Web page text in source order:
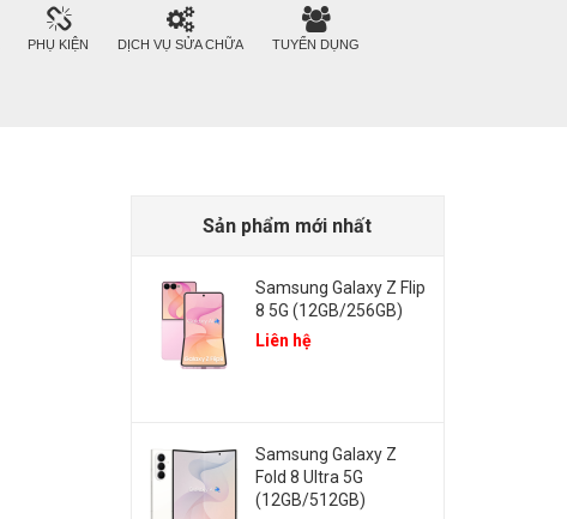
PHỤ KIỆN DỊCH VỤ SỬA CHỮA TUYỂN DỤNG
Sản phẩm mới nhất
Samsung Galaxy Z Flip
8 5G (12GB/256GB)
Liên hệ
Samsung Galaxy Z
Fold 8 Ultra 5G
(12GB/512GB)